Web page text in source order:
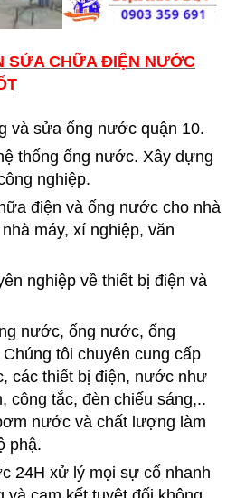
SỬA CHỮA ĐIỆN NƯỚC
và sửa ống nước quận 10.
thống ống nước. Xây dựng
nghiệp.
điện và ống nước cho nhà
máy, xí nghiệp, văn
nghiệp về thiết bị điện và
nước, ống nước, ống
tôi chuyên cung cấp
các thiết bị điện, nước như
công tắc, đèn chiếu sáng,..
nước và chất lượng làm
phậ.
24H xử lý mọi sự cố nhanh